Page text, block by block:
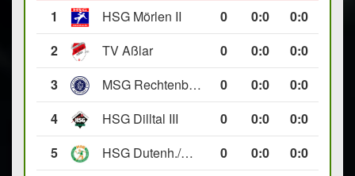
1
HSG Mörlen II 0 0:0
0:0
2
TV Aßlar 0 0:0
0:0
3
MSG Rechtenbach/Wetzlar II 0 0:0
0:0
4
HSG Dilltal III 0 0:0
0:0
5
HSG Dutenh./Münchholzh. IV 0 0:0
0:0